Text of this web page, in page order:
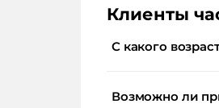
Клиенты
С какого
Возможно ли